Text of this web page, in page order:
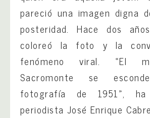
pareció una imagen digna
posteridad. Hace dos
coloreó la foto y la
fenómeno viral. «El
Sacromonte se
fotografía de 1951»,
periodista José Enrique